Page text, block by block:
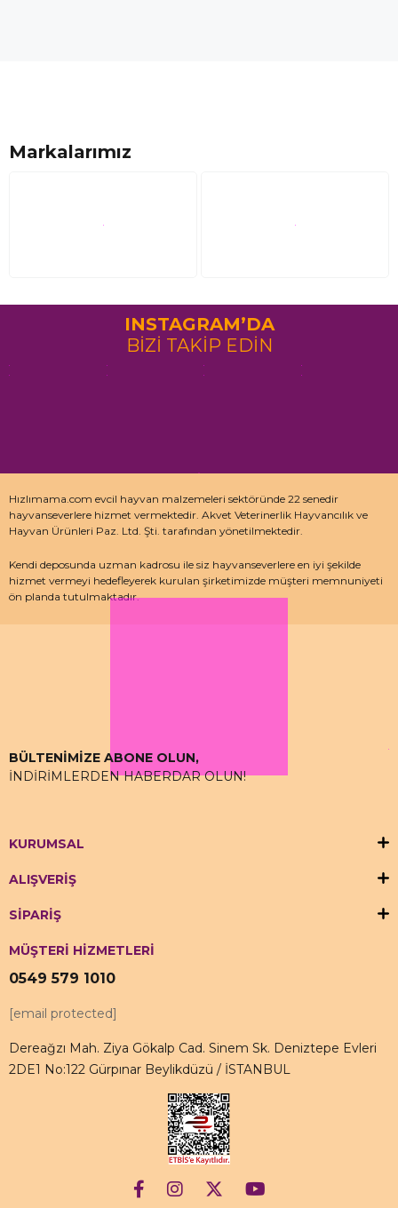
Markalarımız
INSTAGRAM’DA
BİZİ TAKİP EDİN
Hızlımama.com evcil hayvan malzemeleri sektöründe 22 senedir
hayvanseverlere hizmet vermektedir. Akvet Veterinerlik Hayvancılık ve
Hayvan Ürünleri Paz. Ltd. Şti. tarafından yönetilmektedir.
Kendi deposunda uzman kadrosu ile siz hayvanseverlere en iyi şekilde
hizmet vermeyi hedefleyerek kurulan şirketimizde müşteri memnuniyeti
ön planda tutulmaktadır.
BÜLTENİMİZE ABONE OLUN,
İNDİRİMLERDEN HABERDAR OLUN!
KURUMSAL
ALIŞVERİŞ
SİPARİŞ
MÜŞTERİ HİZMETLERİ
0549 579 1010
[email protected]
Dereağzı Mah. Ziya Gökalp Cad. Sinem Sk. Deniztepe Evleri
2DE1 No:122 Gürpınar Beylikdüzü / İSTANBUL